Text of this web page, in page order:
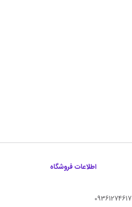
اطلاعات فروشگاه
09361274617